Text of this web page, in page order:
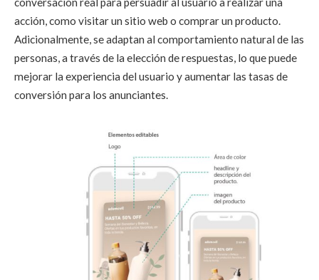
acción, como visitar un sitio web o comprar un producto.
Adicionalmente, se adaptan al comportamiento natural de las
personas, a través de la elección de respuestas, lo que puede
mejorar la experiencia del usuario y aumentar las tasas de
conversión para los anunciantes.